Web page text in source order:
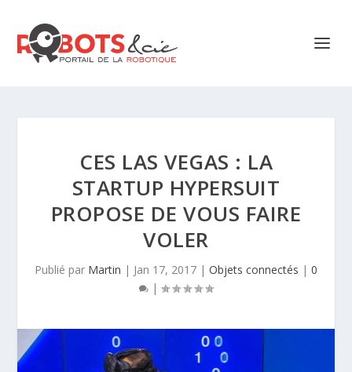
CES LAS VEGAS : LA
STARTUP HYPERSUIT
PROPOSE DE VOUS FAIRE
VOLER
Publié par Martin | Jan 17, 2017 | Objets connectés | 0
|